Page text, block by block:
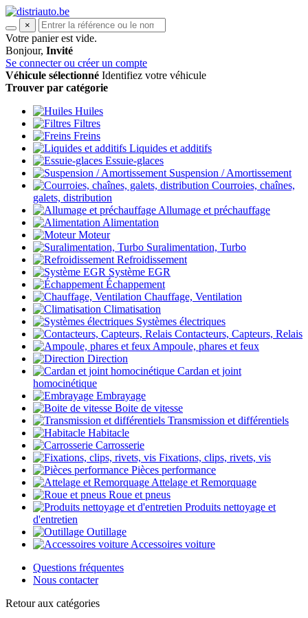
×
Votre panier est vide.
Bonjour, Invité
Se connecter ou créer un compte
Véhicule sélectionné Identifiez votre véhicule
Trouver par catégorie
Huiles
Filtres
Freins
Liquides et additifs
Essuie-glaces
Suspension / Amortissement
Courroies, chaînes,
galets, distribution
Allumage et préchauffage
Alimentation
Moteur
Suralimentation, Turbo
Refroidissement
Système EGR
Échappement
Chauffage, Ventilation
Climatisation
Systèmes électriques
Contacteurs, Capteurs, Relais
Ampoule, phares et feux
Direction
Cardan et joint
homocinétique
Embrayage
Boite de vitesse
Transmission et différentiels
Habitacle
Carrosserie
Fixations, clips, rivets, vis
Pièces performance
Attelage et Remorquage
Roue et pneus
Produits nettoyage et
d'entretien
Outillage
Accessoires voiture
Questions fréquentes
Nous contacter
Retour aux catégories